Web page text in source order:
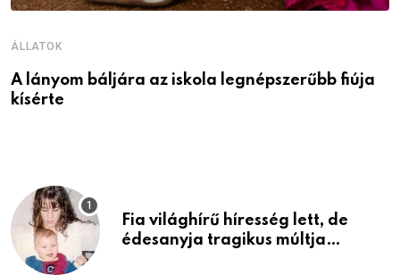
ÁLLATOK
A lányom báljára az iskola legnépszerűbb fiúja
kísérte
Fia világhírű híresség lett, de
édesanyja tragikus múltja